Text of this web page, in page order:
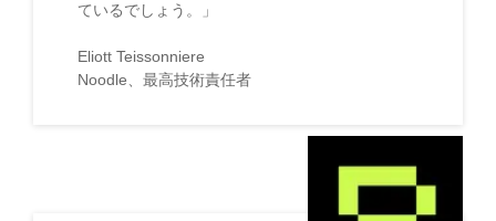
ているでしょう。」
Eliott Teissonniere
Noodle、最高技術責任者